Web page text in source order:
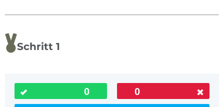
Schritt 1
0
0